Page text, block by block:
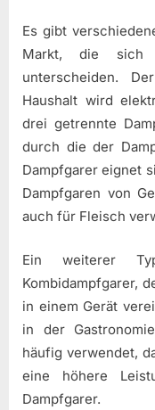
Es gibt
Markt, die sich
unterscheiden.
Haushalt wird
drei getrennte
durch die der
Dampfgarer eignet
Dampfgaren von
auch für Fleisch
Ein weiterer
Kombidampfgarer,
in einem Gerät
in der
häufig verwendet,
eine höhere
Dampfgarer.